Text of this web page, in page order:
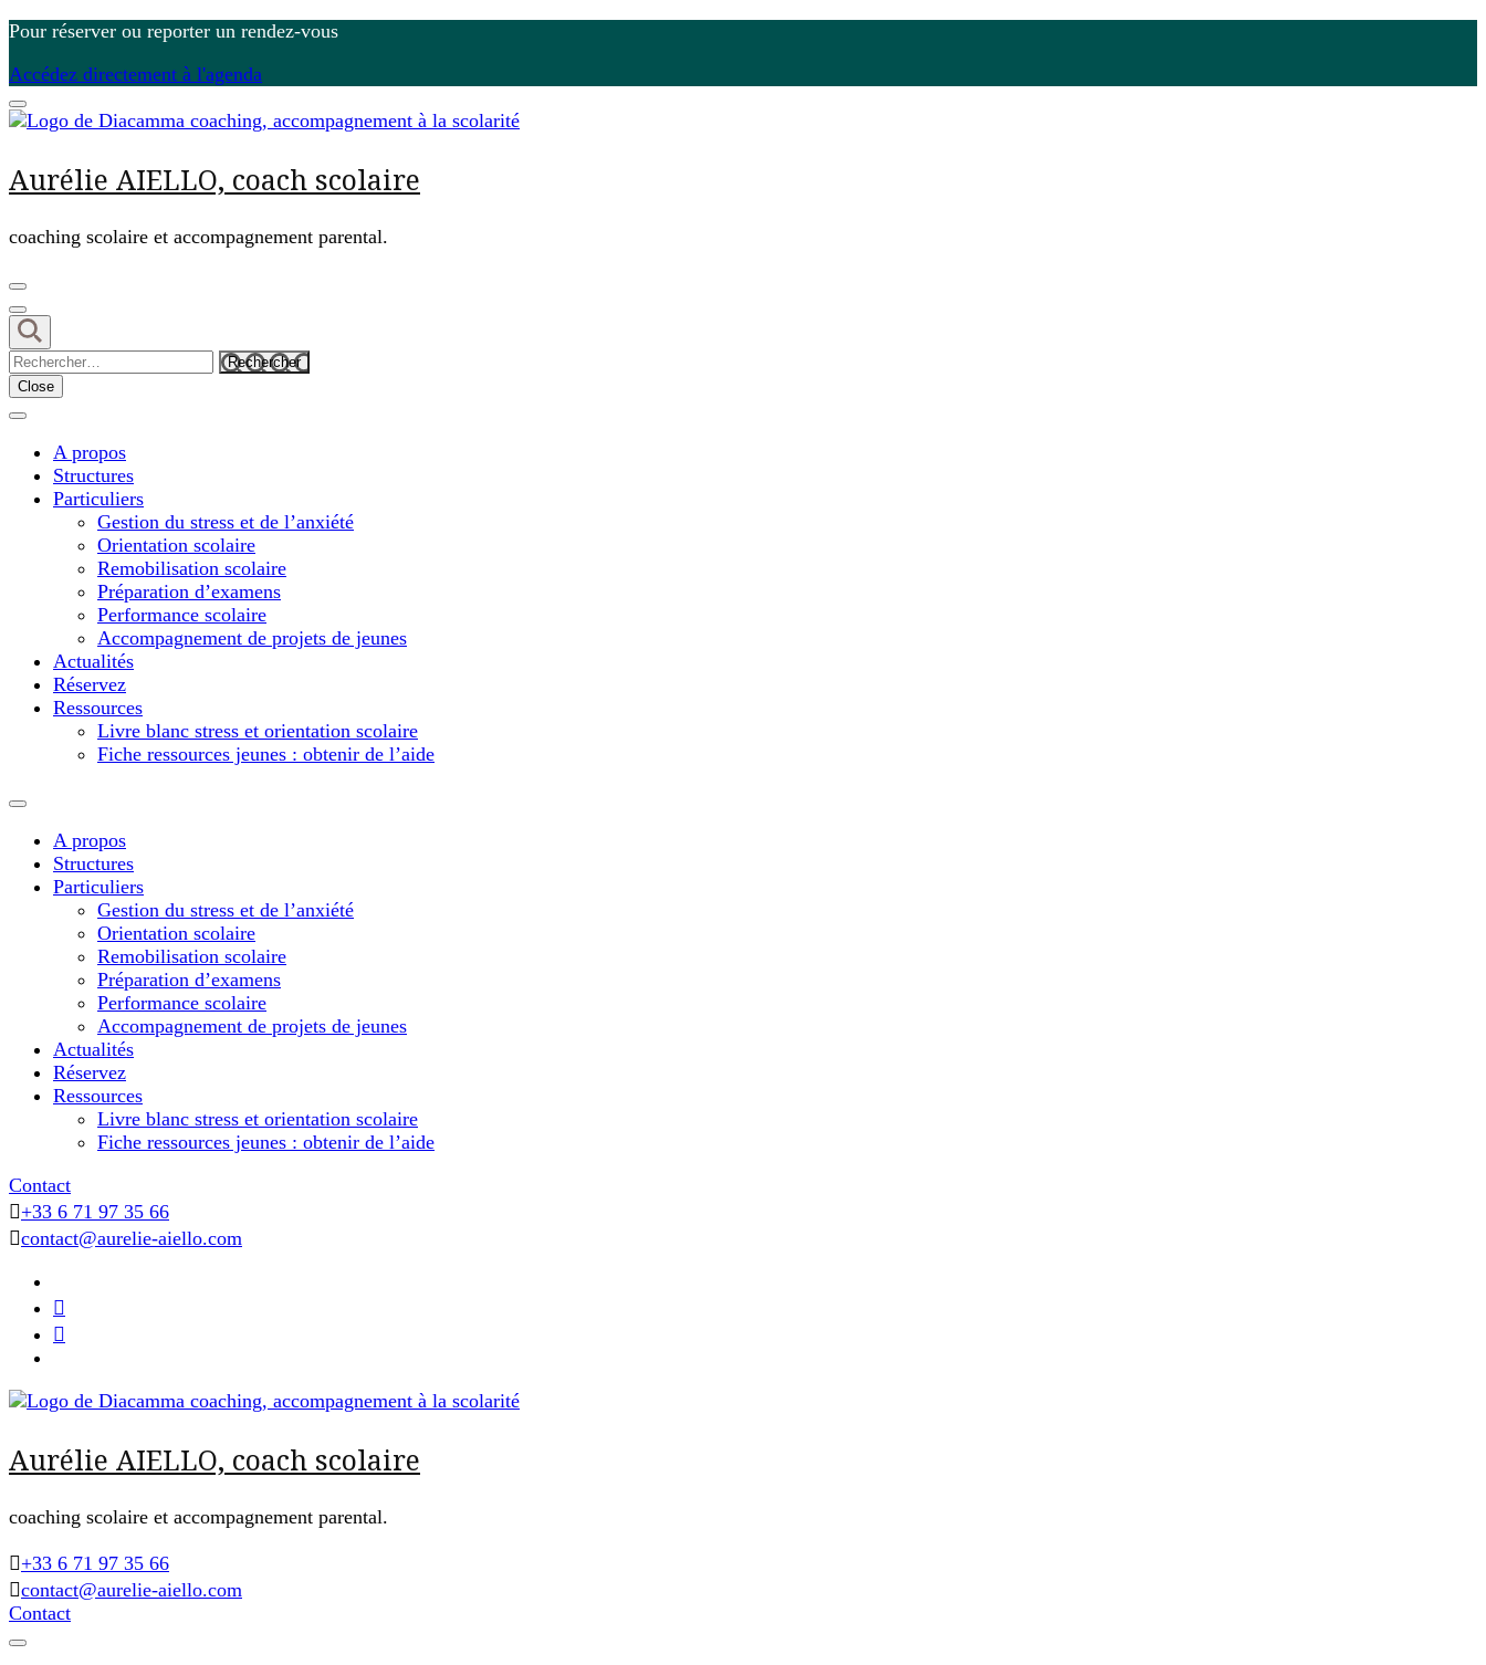
Pour réserver ou reporter un rendez-vous
Accédez directement à l'agenda
Aurélie AIELLO, coach scolaire
coaching scolaire et accompagnement parental.
Close
A propos
Structures
Particuliers
Gestion du stress et de l’anxiété
Orientation scolaire
Remobilisation scolaire
Préparation d’examens
Performance scolaire
Accompagnement de projets de jeunes
Actualités
Réservez
Ressources
Livre blanc stress et orientation scolaire
Fiche ressources jeunes : obtenir de l’aide
A propos
Structures
Particuliers
Gestion du stress et de l’anxiété
Orientation scolaire
Remobilisation scolaire
Préparation d’examens
Performance scolaire
Accompagnement de projets de jeunes
Actualités
Réservez
Ressources
Livre blanc stress et orientation scolaire
Fiche ressources jeunes : obtenir de l’aide
Contact
+33 6 71 97 35 66
contact@aurelie-aiello.com
Aurélie AIELLO, coach scolaire
coaching scolaire et accompagnement parental.
+33 6 71 97 35 66
contact@aurelie-aiello.com
Contact